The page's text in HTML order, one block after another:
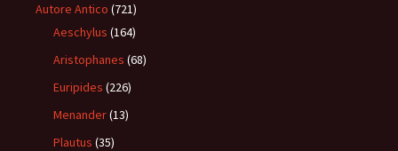
Autore Antico (721)
Aeschylus (164)
Aristophanes (68)
Euripides (226)
Menander(13)
Plautus (35)